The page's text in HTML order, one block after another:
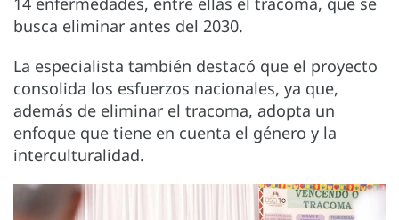
busca eliminar antes del 2030.
La especialista también destacó que el proyecto
consolida los esfuerzos nacionales, ya que,
además de eliminar el tracoma, adopta un
enfoque que tiene en cuenta el género y la
interculturalidad.